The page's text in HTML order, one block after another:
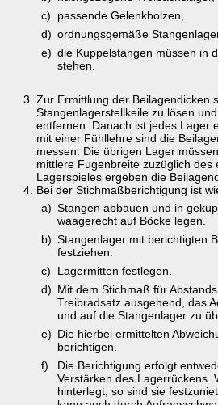
c)
passende Gelenkbolzen,
d) ordnungsgemäße
e) die Kuppelstangen müssen in
stehen.
Zur Ermittlung der Beilagendicken
Stangenlagerstellkeile zu lösen
entfernen. Danach ist jedes Lager
mit einer Fühllehre sind die
messen. Die übrigen Lager
mittlere Fugenbreite zuzüglich des
Lagerspieles ergeben die
Bei der Stichmaßberichtigung ist
a) Stangen abbauen und in
waagerecht auf Böcke legen.
b) Stangenlager mit berichtigten
festziehen.
c)
Lagermitten festlegen.
d) Mit dem Stichmaß für
Treibradsatz ausgehend, das
und auf die Stangenlager zu
e) Die hierbei ermittelten
berichtigen.
f)
Die Berichtigung erfolgt
Verstärken des Lagerrückens.
hinterlegt, so sind sie